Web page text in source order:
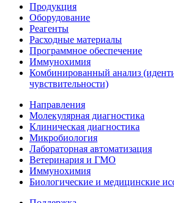
Продукция
Оборудование
Реагенты
Расходные материалы
Программное обеспечение
Иммунохимия
Комбинированный анализ
чувствительности)
Направления
Молекулярная диагностика
Клиническая диагностика
Микробиология
Лабораторная автоматизация
Ветеринария и ГМО
Иммунохимия
Биологические и медицинские